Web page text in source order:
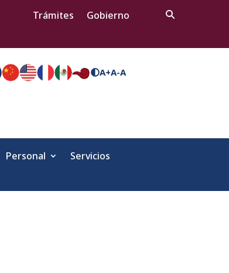
Trámites Gobierno
A+A-A
Personal
Servicios